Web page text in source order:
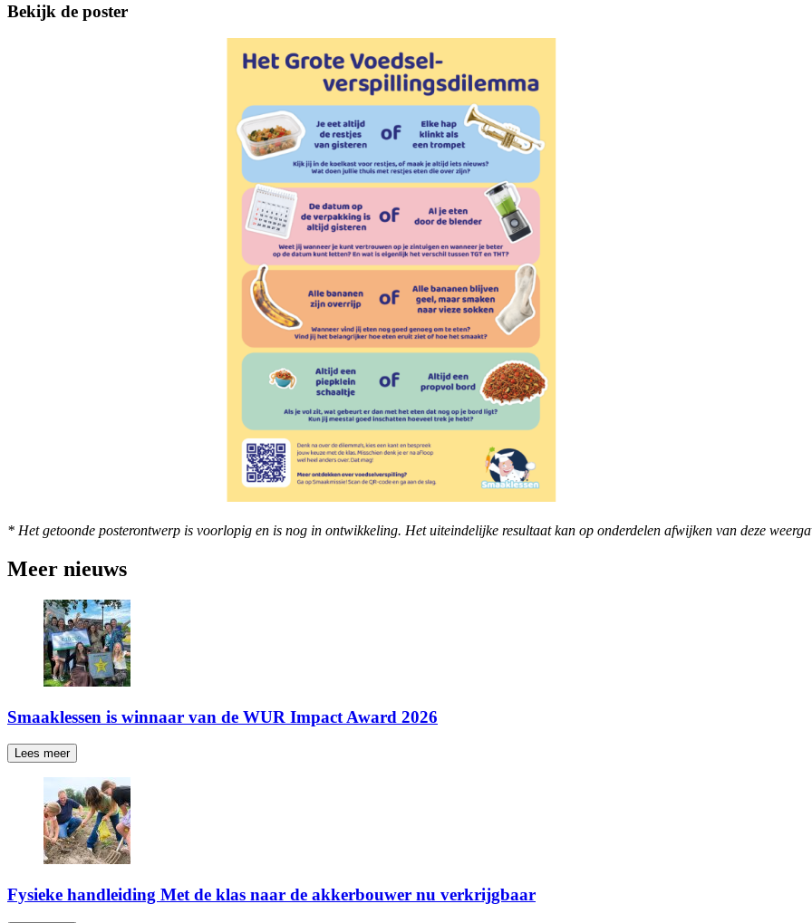
Bekijk de poster
* Het getoonde posterontwerp is voorlopig en is nog in ontwikkeling. Het uiteindelijke resultaat kan op onderdelen afwijken van deze
Meer nieuws
Smaaklessen is winnaar van de WUR Impact Award 2026
Lees meer
Fysieke handleiding Met de klas naar de akkerbouwer nu verkrijgbaar